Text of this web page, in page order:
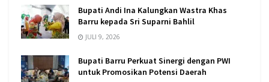
Bupati Andi Ina Kalungkan Wastra Khas
Barru kepada Sri Suparni Bahlil
JULI 9, 2026
Bupati Barru Perkuat Sinergi dengan PWI
untuk Promosikan Potensi Daerah